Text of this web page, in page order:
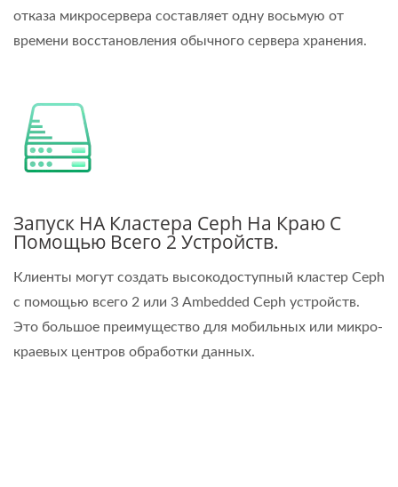
отказа микросервера составляет одну восьмую от
времени восстановления обычного сервера хранения.
Запуск HA Кластера Ceph На Краю С
Помощью Всего 2 Устройств.
Клиенты могут создать высокодоступный кластер Ceph
с помощью всего 2 или 3 Ambedded Ceph устройств.
Это большое преимущество для мобильных или микро-
краевых центров обработки данных.